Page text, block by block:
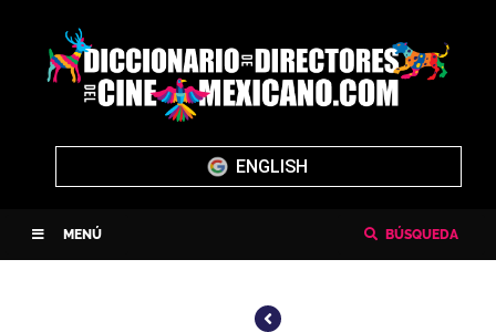
ENGLISH
MENÚ BÚSQUEDA